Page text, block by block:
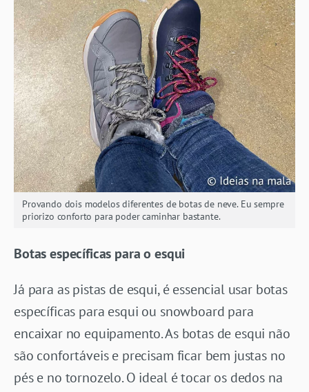
Provando dois modelos diferentes de botas de neve. Eu sempre
priorizo conforto para poder caminhar bastante.
Botas específicas para o esqui
Já para as pistas de esqui, é essencial usar botas
específicas para esqui ou snowboard para
encaixar no equipamento. As botas de esqui não
são confortáveis e precisam ficar bem justas no
pés e no tornozelo. O ideal é tocar os dedos na